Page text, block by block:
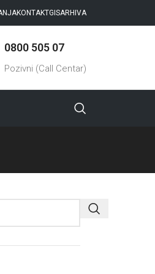
KONTAKTGISARHIVA
0800 505 07
Pozivni (Call Centar)